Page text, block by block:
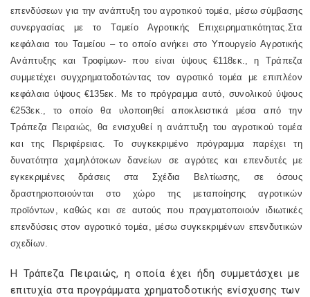
επενδύσεων για την ανάπτυξη του αγροτικού τομέα, μέσω σύμβασης
συνεργασίας με το Ταμείο Αγροτικής Επιχειρηματικότητας.Στα
κεφάλαια του Ταμείου – το οποίο ανήκει στο Υπουργείο Αγροτικής
Ανάπτυξης και Τροφίμων- που είναι ύψους €118εκ., η Τράπεζα
συμμετέχει συγχρηματοδοτώντας τον αγροτικό τομέα με επιπλέον
κεφάλαια ύψους €135εκ. Με το πρόγραμμα αυτό, συνολικού ύψους
€253εκ., το οποίο θα υλοποιηθεί αποκλειστικά μέσα από την
Τράπεζα Πειραιώς, θα ενισχυθεί η ανάπτυξη του αγροτικού τομέα
και της Περιφέρειας. Το συγκεκριμένο πρόγραμμα παρέχει τη
δυνατότητα χαμηλότοκων δανείων σε αγρότες και επενδυτές με
εγκεκριμένες δράσεις στα Σχέδια Βελτίωσης, σε όσους
δραστηριοποιούνται στο χώρο της μεταποίησης αγροτικών
προϊόντων, καθώς και σε αυτούς που πραγματοποιούν ιδιωτικές
επενδύσεις στον αγροτικό τομέα, μέσω συγκεκριμένων επενδυτικών
σχεδίων.
Η Τράπεζα Πειραιώς, η οποία έχει ήδη συμμετάσχει με
επιτυχία στα προγράμματα χρηματοδοτικής ενίσχυσης των